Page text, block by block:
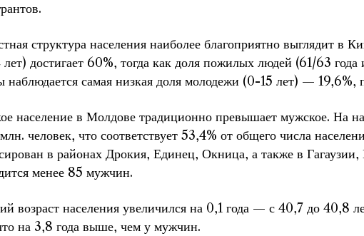
структура населения наиболее благоприятно выглядит в
достигает 60%, тогда как доля пожилых людей (61/63
наблюдается самая низкая доля молодежи (0-15 лет) —
население в Молдове традиционно превышает мужское. На
человек, что соответствует 53,4% от общего числа
в районах Дрокия, Единец, Окница, а также в
менее 85 мужчин.
возраст населения увеличился на 0,1 года — с 40,7 до 40,8
на 3,8 года выше, чем у мужчин.